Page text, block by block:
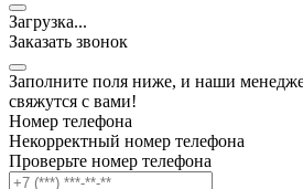
Загрузка...
Заказать звонок
Заполните поля ниже, и наши
свяжутся с вами!
Номер телефона
Некорректный номер телефона
Проверьте номер телефона